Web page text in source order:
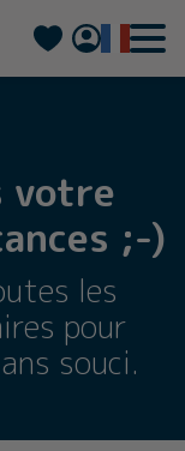
Deutsch
votre
;-)
les
pour
souci.